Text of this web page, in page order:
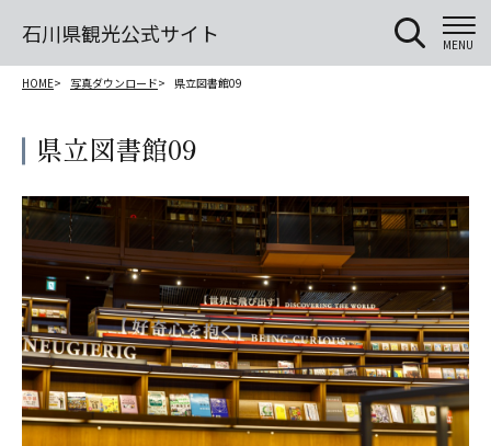
石川県観光公式サイト MENU
HOME 写真ダウンロード 県立図書館09
県立図書館09